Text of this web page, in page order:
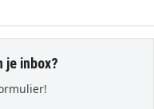
je inbox?